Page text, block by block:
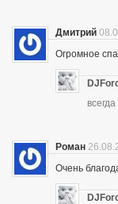
Дмитрий
Огромное
Роман
Очень